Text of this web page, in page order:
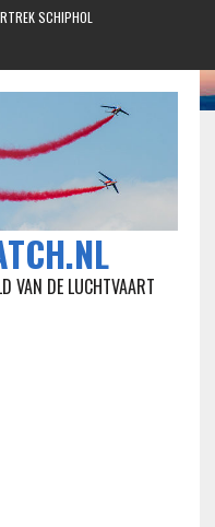
SCHIPHOL
VAN DE LUCHTVAART